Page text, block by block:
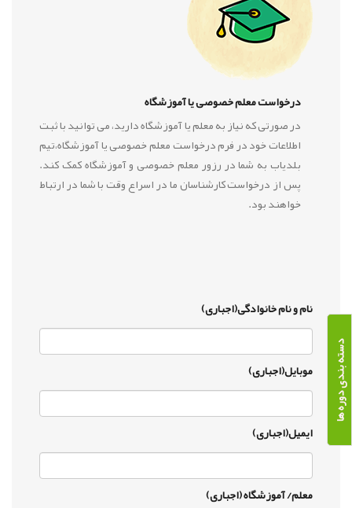
دسته بندی دوره ها
درخواست معلم خصوصی یا آموزشگاه
در صورتی که نیاز به معلم یا آموزشگاه دارید، می توانید با ثبت
اطلاعات خود در فرم درخواست معلم خصوصی یا آموزشگاه،تیم
بلدیاب به شما در رزور معلم خصوصی و آموزشگاه کمک کند.
پس از درخواست کارشناسان ما در اسراع وقت با شما در ارتباط
خواهند بود.
نام و نام خانوادگی(اجباری)
موبایل(اجباری)
ایمیل(اجباری)
معلم/ آموزشگاه (اجباری)